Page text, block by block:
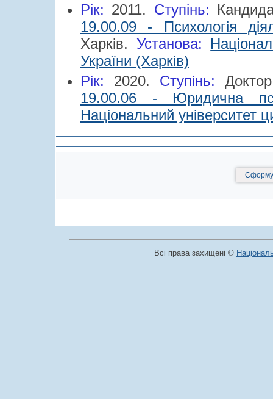
Рік: 2011. Cтупінь:
19.00.09 - Психологія
Харків. Установа:
України (Харків)
Рік: 2020. Cтупінь:
19.00.06 - Юридична
Національний університет
Всі права захищені ©